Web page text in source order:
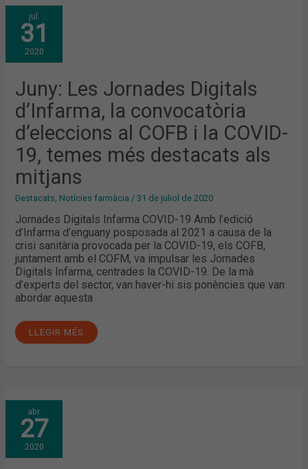
jul.
31
2020
Juny: Les Jornades Digitals
d’Infarma, la convocatòria
d’eleccions al COFB i la COVID-
19, temes més destacats als
mitjans
Destacats Notícies farmàcia /31 de juliol de 2020
Jornades Digitals Infarma COVID-19 Amb l’edició
d’Infarma d’enguany posposada al 2021 a causa de la
crisi sanitària provocada per la COVID-19, els COFB,
juntament amb el COFM, va impulsar les Jornades
Digitals Infarma, centrades la COVID-19. De la mà
d’experts del sector, van haver-hi sis ponències que van
abordar aquesta
JUNY:
LES
JORNADES
DIGITALS
D’INFARMA,
LA
CONVOCATÒRIA
COFB
I
LA
COVID-
19,
TEMES
MÉS
DESTACATS
ALS
MITJANS
LLEGIR MÉS
abr.
27
2020
MARÇ:
EL
PAPER
DELS
FARMACÈUTICS
ENFRONT
DE